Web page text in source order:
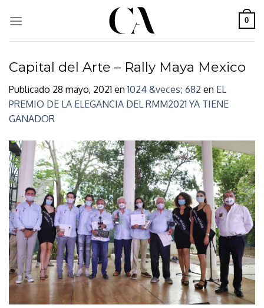
0
Capital del Arte – Rally Maya Mexico
Publicado 28 mayo, 2021 en1024 &veces; 682 en EL
PREMIO DE LA ELEGANCIA DEL RMM2021 YA TIENE
GANADOR